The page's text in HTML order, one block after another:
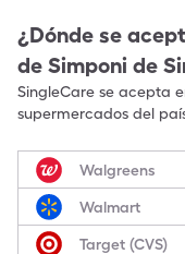
¿Dónde se
de Simponi de
SingleCare se acepta
supermercados del
Walgreens
Walmart
Target (CVS)